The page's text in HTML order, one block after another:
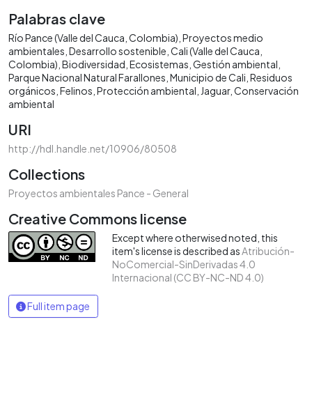
Palabras clave
Río Pance (Valle del Cauca, Colombia) Proyectos medio
ambientales Desarrollo sostenible Cali (Valle del Cauca,
Colombia) Biodiversidad Ecosistemas Gestión ambiental
Parque Nacional Natural Farallones Municipio de Cali Residuos
orgánicos Felinos Protección ambiental Jaguar Conservación
ambiental
URI
http://hdl.handle.net/10906/80508
Collections
Proyectos ambientales Pance - General
Creative Commons license
Except where otherwised noted, this
item's license is described asAtribución-
NoComercial-SinDerivadas 4.0
Internacional (CC BY-NC-ND 4.0)
Full item page